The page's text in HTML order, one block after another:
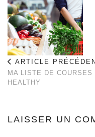
ARTICLE
MA LISTE DE COURSES
HEALTHY
LAISSER UN